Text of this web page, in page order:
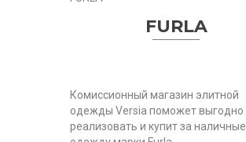
FURLA
Комиссионный магазин элитной
одежды Versia поможет выгодно
реализовать и купит за наличные